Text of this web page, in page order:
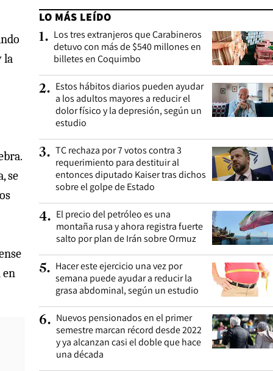
la
se
en
LO MÁS LEÍDO
1. Los tres extranjeros que Carabineros
detuvo con más de $540 millones en
billetes en Coquimbo
2. Estos hábitos diarios pueden ayudar
a los adultos mayores a reducir el
dolor físico y la depresión, según un
estudio
3. TC rechaza por 7 votos contra 3
requerimiento para destituir al
entonces diputado Kaiser tras dichos
sobre el golpe de Estado
4. El precio del petróleo es una
montaña rusa y ahora registra fuerte
salto por plan de Irán sobre Ormuz
5. Hacer este ejercicio una vez por
semana puede ayudar a reducir la
grasa abdominal, según un estudio
6. Nuevos pensionados en el primer
semestre marcan récord desde 2022
y ya alcanzan casi el doble que hace
una década